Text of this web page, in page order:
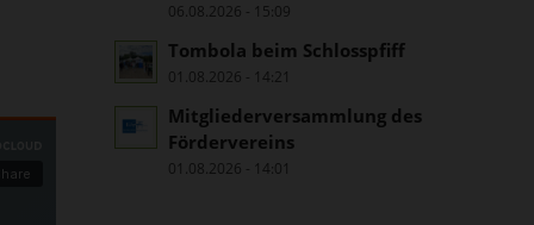
06.08.2026 - 15:09
Tombola beim Schlosspfiff
01.08.2026 - 14:21
Mitgliederversammlung des
Fördervereins
01.08.2026 - 14:01